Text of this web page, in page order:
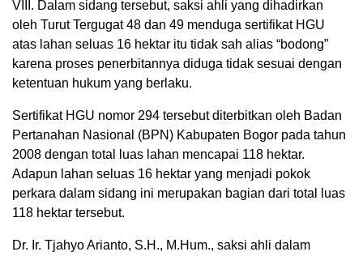
VIII. Dalam sidang tersebut, saksi ahli yang dihadirkan
oleh Turut Tergugat 48 dan 49 menduga sertifikat HGU
atas lahan seluas 16 hektar itu tidak sah alias “bodong”
karena proses penerbitannya diduga tidak sesuai dengan
ketentuan hukum yang berlaku.
Sertifikat HGU nomor 294 tersebut diterbitkan oleh Badan
Pertanahan Nasional (BPN) Kabupaten Bogor pada tahun
2008 dengan total luas lahan mencapai 118 hektar.
Adapun lahan seluas 16 hektar yang menjadi pokok
perkara dalam sidang ini merupakan bagian dari total luas
118 hektar tersebut.
Dr. Ir. Tjahyo Arianto, S.H., M.Hum., saksi ahli dalam